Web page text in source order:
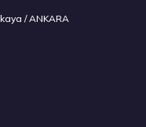
/ ANKARA